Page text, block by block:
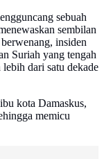
sebuah
sembilan
insiden
Suriah yang tengah
dari satu dekade
kota Damaskus,
memicu